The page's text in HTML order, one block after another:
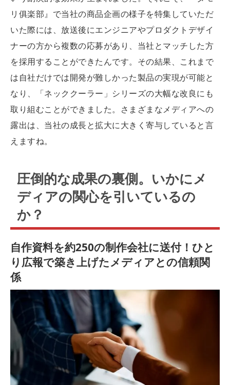
リ俱楽部』で当社の商品企画の様子を特集していただ
いた際には、放送後にエンジニアやプロダクトデザイ
ナーの方から複数の応募があり、当社とマッチした方
を採用することができたんです。その結果、これまで
は自社だけでは開発が難しかった製品の実現が可能と
なり、「ネッククーラー」シリーズの大幅な改良にも
取り組むことができました。さまざまなメディアへの
露出は、当社の成長と拡大に大きく寄与していると言
えますね。
圧倒的な成果の裏側。いかにメ
ディアの関心を引いているの
か？
自作資料を約250の制作会社に送付！ひと
り広報で築き上げたメディアとの信頼関
係